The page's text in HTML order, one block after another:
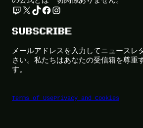
Twitch X TikTok Facebook Instagram
SUBSCRIBE
メールアドレスを入力してニュースレ
さい。私たちはあなたの受信箱を尊重
す。
Terms of UsePrivacy and Cookies